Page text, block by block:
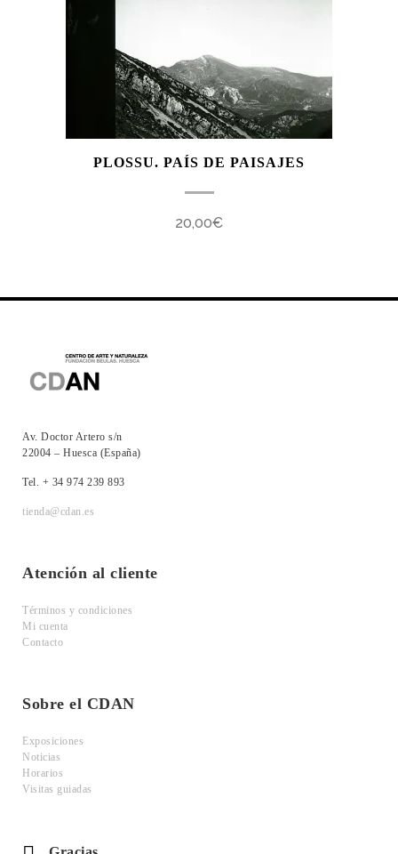
PLOSSU. PAÍS DE PAISAJES
20,00€
Av. Doctor Artero s/n
22004 – Huesca (España)
Tel. + 34 974 239 893
tienda@cdan.es
Atención al cliente
Términos y condiciones
Mi cuenta
Contacto
Sobre el CDAN
Exposiciones
Noticias
Horarios
Visitas guiadas